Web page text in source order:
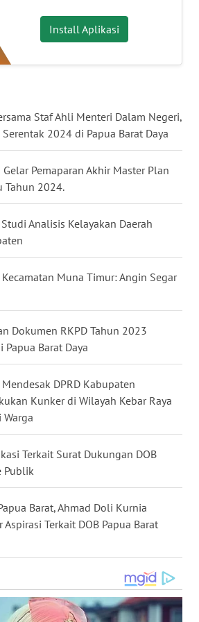
Install Aplikasi
Staf Ahli Menteri Dalam Negeri,
2024 di Papua Barat Daya
Pemaparan Akhir Master Plan
Tahun 2024.
Analisis Kelayakan Daerah
Muna Timur: Angin Segar
Dokumen RKPD Tahun 2023
Papua Barat Daya
DPRD Kabupaten
Kunker di Wilayah Kebar Raya
Terkait Surat Dukungan DOB
Publik
Barat, Ahmad Doli Kurnia
Terkait DOB Papua Barat